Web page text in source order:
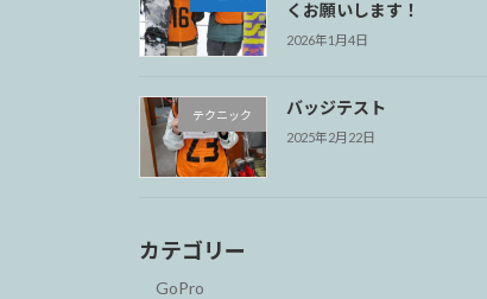
くお願いします！
2026年1月4日
テクニック バッジテスト
2025年2月22日
カテゴリー
GoPro